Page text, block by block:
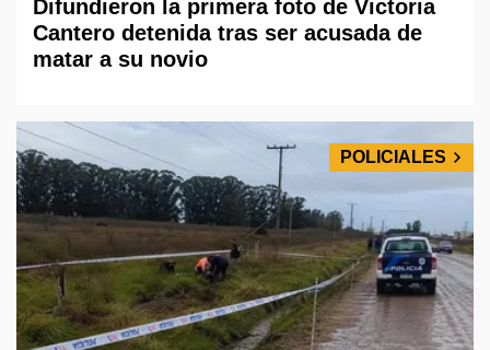
Difundieron la primera foto de Victoria
Cantero detenida tras ser acusada de
matar a su novio
POLICIALES